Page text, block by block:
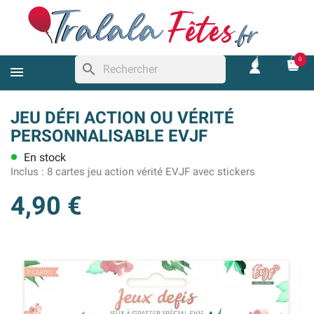
search
0
JEU DÉFI ACTION OU VÉRITÉ
PERSONNALISABLE EVJF
lens En stock
Inclus : 8 cartes jeu action vérité EVJF avec stickers
4,90 €